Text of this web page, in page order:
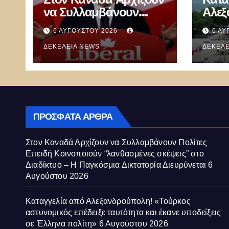
να Συλλαμβάνουν
Πολίτες Επειδή
Κοινοποιούν
“λανθασμένες σκέψεις”
στο Διαδίκτυο – Η
Διευρύνεται
6 ΑΥΓΟΎΣΤΟΥ 2026
ΔΕΚΈΛΕΙΑ NEWS
6
ΠΡΌΣΦΑΤΑ ΆΡΘΡΑ
Στον Καναδά Αρχίζουν να Συλλαμβάνουν Πολίτες
Επειδή Κοινοποιούν “λανθασμένες σκέψεις” στο
Διαδίκτυο – Η Παγκόσμια Δικτατορία Διευρύνεται 6
Αυγούστου 2026
Καταγγελία από Αλεξανδρούπολη! «Τούρκος
αστυνομικός επέδειξε ταυτότητα και έκανε υποδείξεις
σε Έλληνα πολίτη» 6 Αυγούστου 2026